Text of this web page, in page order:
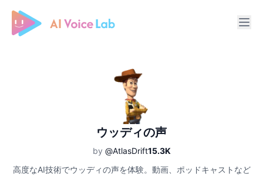
Free AI Cover & AI Voice Over
ウッディの声
by @AtlasDrift15.3K
高度なAI技術でウッディの声を体験。動画、ポッドキャストなど